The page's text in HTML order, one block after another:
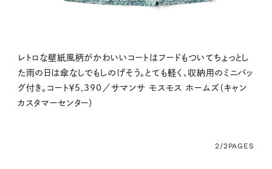
レトロな壁紙風柄がかわいいコートはフードもついてちょっとし
た雨の日は傘なしでもしのげそう。とても軽く、収納用のミニバッ
グ付き。コート￥5,390／サマンサ モスモス ホームズ（キャン
カスタマーセンター）
2/2PAGES